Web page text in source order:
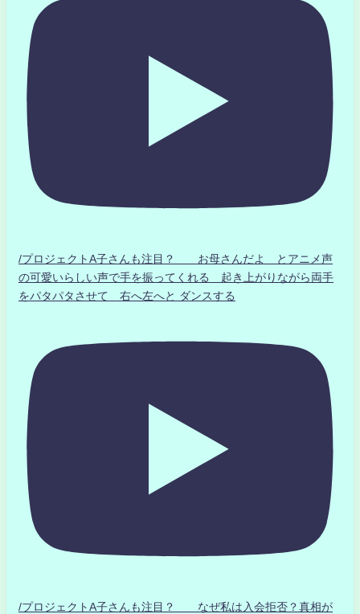
/プロジェクトA子さんも注目？ お母さんだよ とアニメ声
の可愛いらしい声で手を振ってくれる 起き上がりながら両手
をパタパタさせて 右へ左へと ダンスする
/プロジェクトA子さんも注目？ なぜ私は入会拒否？真相が